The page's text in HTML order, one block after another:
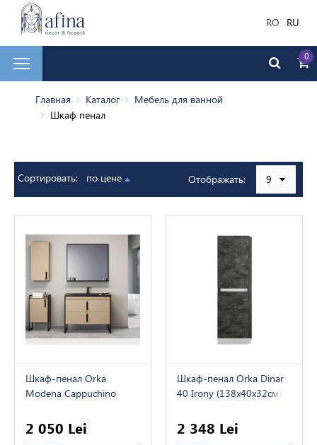
RO RU
плитка
для ванной
товары
0
Главная Каталог
Мебель для ванной
Шкаф пенал
Сортировать: по цене Отображать: 9
Шкаф-пенал Orka
Modena Cappuchino
2 050 Lei
Шкаф-пенал Orka Dinar
40 Irony (138x40x32см)
2 348 Lei